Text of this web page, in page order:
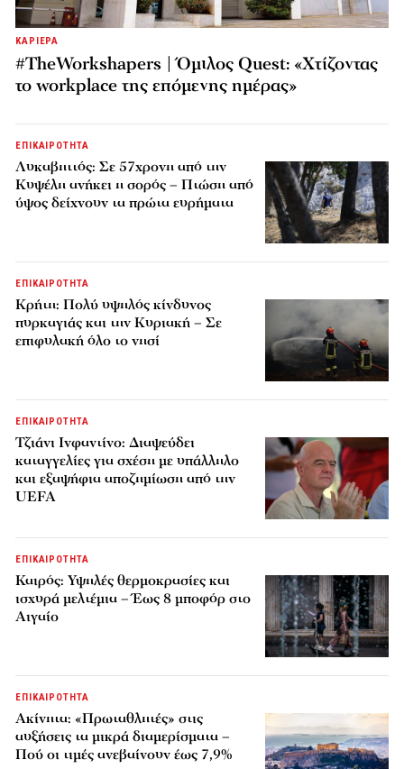
ΚΑΡΙΕΡΑ
#TheWorkshapers | Όμιλος Quest: «Χτίζοντας
το workplace της επόμενης ημέρας»
ΕΠΙΚΑΙΡΟΤΗΤΑ
Λυκαβηττός: Σε 57χρονη από την
Κυψέλη ανήκει η σορός – Πτώση από
ύψος δείχνουν τα πρώτα ευρήματα
ΕΠΙΚΑΙΡΟΤΗΤΑ
Κρήτη: Πολύ υψηλός κίνδυνος
πυρκαγιάς και την Κυριακή – Σε
επιφυλακή όλο το νησί
ΕΠΙΚΑΙΡΟΤΗΤΑ
Τζιάνι Ινφαντίνο: Διαψεύδει
καταγγελίες για σχέση με υπάλληλο
και εξαψήφια αποζημίωση από την
UEFA
ΕΠΙΚΑΙΡΟΤΗΤΑ
Καιρός: Υψηλές θερμοκρασίες και
ισχυρά μελτέμια – Έως 8 μποφόρ στο
Αιγαίο
ΕΠΙΚΑΙΡΟΤΗΤΑ
Ακίνητα: «Πρωταθλητές» στις
αυξήσεις τα μικρά διαμερίσματα –
Πού οι τιμές ανεβαίνουν έως 7,9%